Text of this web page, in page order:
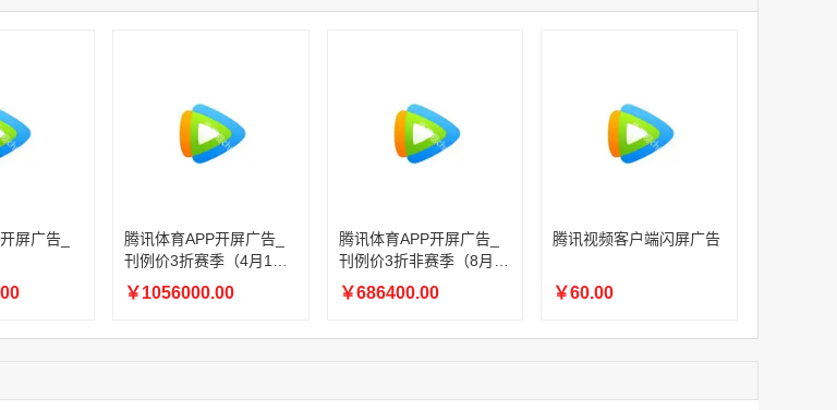
08:52:47 155****6115 联系了该媒体所在商家
158****0746 联系了该媒体所在商家
189****2617 联系了该媒体所在商家
177****7961
腾讯体育APP开屏广告_刊例价3折非赛季（8月9日-9月30日）
屏广告_
腾讯体育APP开屏广告_
刊例价3折赛季（4月1日-
8月8日）
￥1056000.00
腾讯体育APP开屏广告_
刊例价3折非赛季（8月9
日-9月30日）
￥686400.00
腾讯视频客户端闪屏广告
￥60.00